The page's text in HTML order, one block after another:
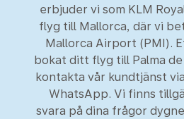
erbjuder vi som KLM
flyg till Mallorca, där vi
Mallorca Airport (PMI).
bokat ditt flyg till Palma de
kontakta vår kundtjänst
WhatsApp. Vi finns
svara på dina frågor